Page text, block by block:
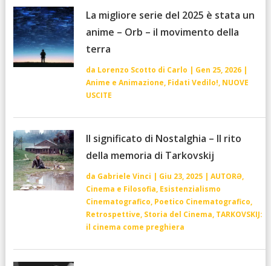
La migliore serie del 2025 è stata un
anime – Orb – il movimento della
terra
da Lorenzo Scotto di Carlo | Gen 25, 2026|
Anime e Animazione, Fidati Vedilo!, NUOVE
USCITE
Il significato di Nostalghia – Il rito
della memoria di Tarkovskij
da Gabriele Vinci | Giu 23, 2025| AUTORƏ,
Cinema e Filosofia, Esistenzialismo
Cinematografico, Poetico Cinematografico,
Retrospettive, Storia del Cinema, TARKOVSKIJ:
il cinema come preghiera